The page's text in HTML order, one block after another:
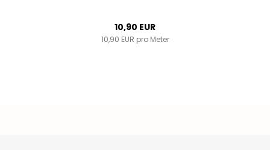
10,90 EUR
10,90 EUR pro Meter